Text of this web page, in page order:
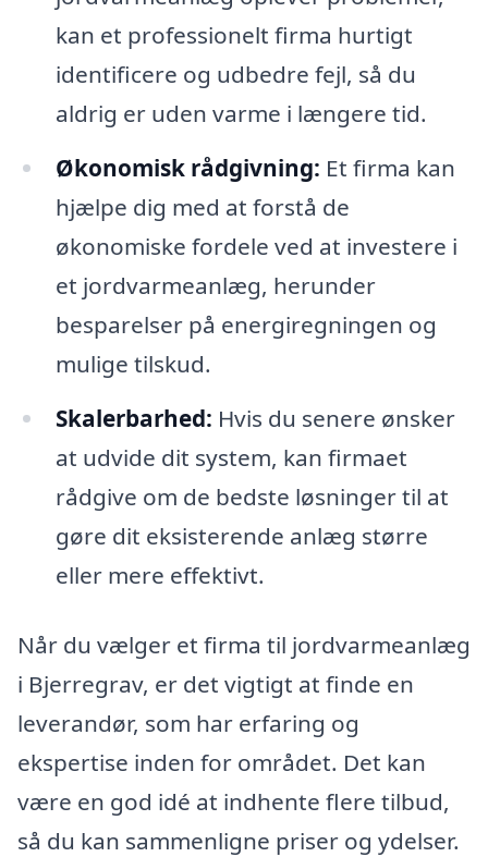
kan et professionelt firma hurtigt
identificere og udbedre fejl, så du
aldrig er uden varme i længere tid.
Økonomisk rådgivning: Et firma kan
hjælpe dig med at forstå de
økonomiske fordele ved at investere i
et jordvarmeanlæg, herunder
besparelser på energiregningen og
mulige tilskud.
Skalerbarhed: Hvis du senere ønsker
at udvide dit system, kan firmaet
rådgive om de bedste løsninger til at
gøre dit eksisterende anlæg større
eller mere effektivt.
Når du vælger et firma til jordvarmeanlæg
i Bjerregrav, er det vigtigt at finde en
leverandør, som har erfaring og
ekspertise inden for området. Det kan
være en god idé at indhente flere tilbud,
så du kan sammenligne priser og ydelser.